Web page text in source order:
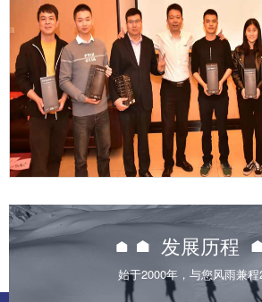
发展历程
始于2000年，与您风雨兼程